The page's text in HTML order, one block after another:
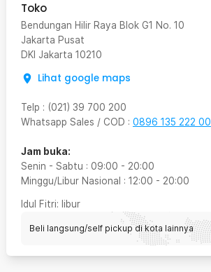
Toko
Bendungan Hilir Raya Blok G1 No. 10
Jakarta Pusat
DKI Jakarta 10210
Lihat google maps
Telp : (021) 39 700 200
Whatsapp Sales / COD : 0896 135 222 00
Jam buka:
Senin - Sabtu : 09:00 - 20:00
Minggu/Libur Nasional : 12:00 - 20:00
Idul Fitri: libur
Beli langsung/self pickup di kota lainnya